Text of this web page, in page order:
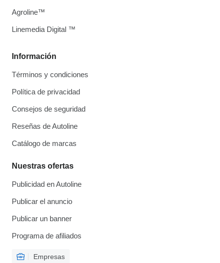
Información
Términos y condiciones
Política de privacidad
Consejos de seguridad
Reseñas de Autoline
Catálogo de marcas
Nuestras ofertas
Publicidad en Autoline
Publicar el anuncio
Publicar un banner
Programa de afiliados
Empresas
Agroline™
Linemedia Digital ™